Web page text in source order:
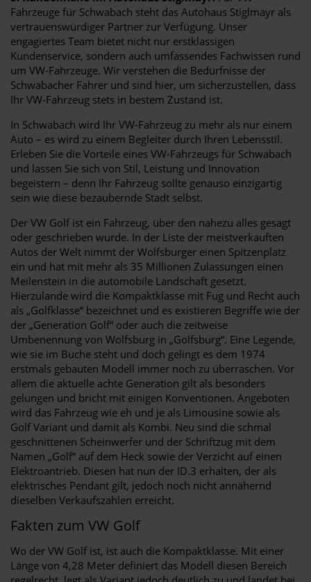
Fahrzeuge für Schwabach steht das Autohaus Stiglmayr als
vertrauenswürdiger Partner zur Verfügung. Unser
engagiertes Team bietet nicht nur erstklassigen
Kundenservice, sondern auch umfassendes Fachwissen rund
um VW-Fahrzeuge. Wir verstehen die Bedürfnisse der
Schwabacher Fahrer und sind hier, um sicherzustellen, dass
Ihr VW-Fahrzeug stets in bestem Zustand ist.
In Schwabach wird Ihr VW-Fahrzeug zu mehr als nur einem
Auto – es wird zu einem Begleiter durch Ihren Lebensstil.
Erleben Sie die Vorteile eines VW-Fahrzeugs für Schwabach
und lassen Sie sich von Stil, Leistung und Innovation
begeistern – denn Ihr Fahrzeug sollte genauso einzigartig
sein wie diese bezaubernde Stadt selbst.
Der VW Golf ist ein Fahrzeug, über den nahezu alles gesagt
oder geschrieben wurde. In der Liste der meistverkauften
Autos der Welt nimmt der Wolfsburger einen Spitzenplatz
ein und hat mit mehr als 35 Millionen Zulassungen einen
Meilenstein in die automobile Landschaft gesetzt.
Hierzulande wird die Kompaktklasse mit Fug und Recht auch
als „Golfklasse“ bezeichnet und es existieren Begriffe wie der
der „Generation Golf“ oder auch die zeitweise
Umbenennung von Wolfsburg in „Golfsburg“. Eine Legende,
wie sie im Buche steht und doch gelingt es dem 1974
erstmals gebauten Modell immer noch zu überraschen. Vor
allem die aktuelle achte Generation gilt als besonders
gelungen und bricht mit einigen Konventionen. Angeboten
wird das Fahrzeug wie eh und je als Limousine sowie als
Golf Variant und damit als Kombi. Neu sind die schmal
geschnittenen Scheinwerfer und der Schriftzug mit dem
Namen „Golf“ auf dem Heck sowie der Verzicht auf einen
Elektroantrieb. Diesen hat nun der ID.3 erhalten, der als
elektrisches Pendant gilt, jedoch noch nicht annähernd
dieselben Verkaufszahlen erreicht.
Fakten zum VW Golf
Wo der VW Golf ist, ist auch die Kompaktklasse. Mit einer
Länge von 4,28 Meter definiert das Modell diesen Bereich